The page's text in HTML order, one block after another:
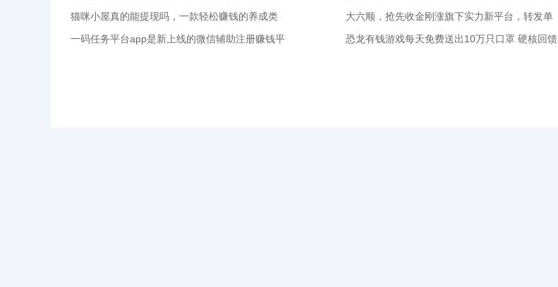
猫咪小屋真的能提现吗，一款轻松赚钱的养成类
大六顺，抢先收金刚涨旗下实力新平台，转发单
一码任务平台app是新上线的微信辅助注册赚钱平
恐龙有钱游戏每天免费送出10万只口罩 硬核回馈